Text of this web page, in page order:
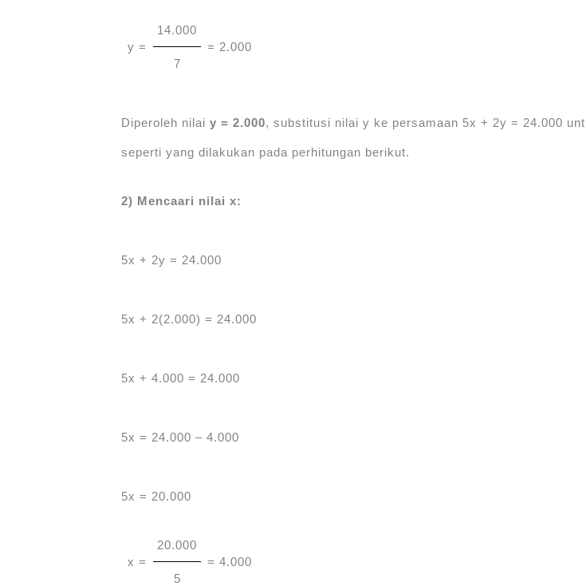
y =
14.000
7
= 2.000
Diperoleh nilaiy = 2.000, substitusi nilai y ke persamaan 5x + 2y = 24.000
seperti yang dilakukan pada perhitungan berikut.
2) Mencaari nilai x:
5x + 2y = 24.000
5x + 2(2.000) = 24.000
5x + 4.000 = 24.000
5x = 24.000 – 4.000
5x = 20.000
x =
20.000
5
= 4.000